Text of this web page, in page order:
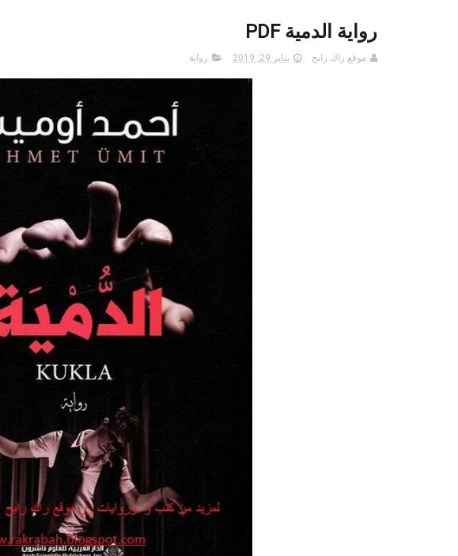
رواية الدمية PDF
موقع راك رابح يناير 29, 2019 رواية